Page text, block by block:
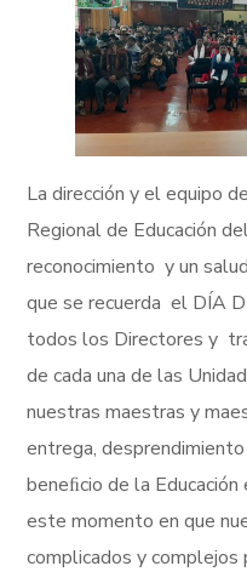
La dirección y el equipo
Regional de Educación
reconocimiento y un
que se recuerda el DÍA
todos los Directores y
de cada una de las
nuestras maestras y
entrega,
beneﬁcio de la
este momento en que
complicados y complejos